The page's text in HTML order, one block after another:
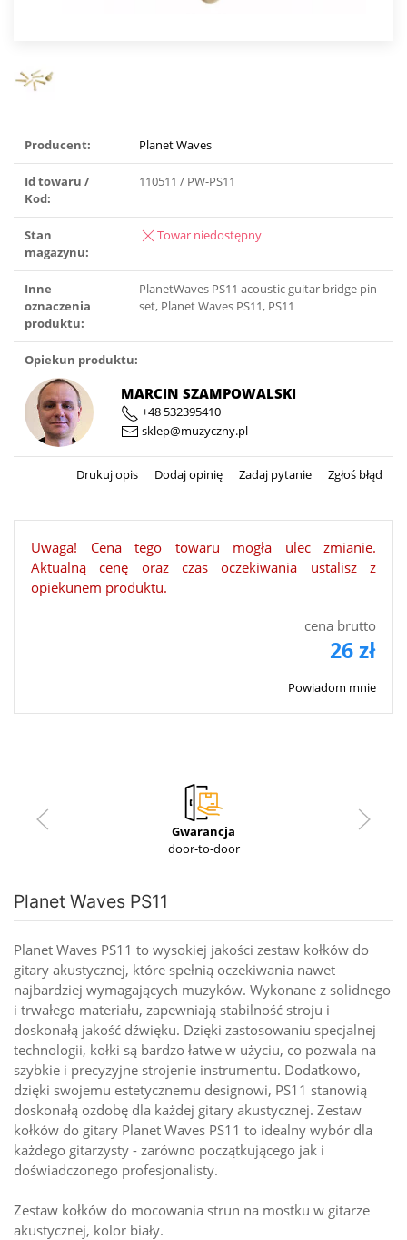
Producent: Planet Waves
Id towaru /
Kod:
110511 / PW-PS11
Stan
magazynu:
Towar niedostępny
Inne
oznaczenia
produktu:
PlanetWaves PS11 acoustic guitar bridge pin
set, Planet Waves PS11, PS11
Opiekun produktu:
MARCIN SZAMPOWALSKI
+48 532395410
sklep@muzyczny.pl
Drukuj opis Dodaj opinię Zadaj pytanie Zgłoś błąd
Uwaga! Cena tego towaru mogła ulec zmianie.
Aktualną cenę oraz czas oczekiwania ustalisz z
opiekunem produktu.
cena brutto
26 zł
Powiadom mnie
Gwarancja
door-to-door
Planet Waves PS11
Planet Waves PS11 to wysokiej jakości zestaw kołków do
gitary akustycznej, które spełnią oczekiwania nawet
najbardziej wymagających muzyków. Wykonane z solidnego
i trwałego materiału, zapewniają stabilność stroju i
doskonałą jakość dźwięku. Dzięki zastosowaniu specjalnej
technologii, kołki są bardzo łatwe w użyciu, co pozwala na
szybkie i precyzyjne strojenie instrumentu. Dodatkowo,
dzięki swojemu estetycznemu designowi, PS11 stanowią
doskonałą ozdobę dla każdej gitary akustycznej. Zestaw
kołków do gitary Planet Waves PS11 to idealny wybór dla
każdego gitarzysty - zarówno początkującego jak i
doświadczonego profesjonalisty.
Zestaw kołków do mocowania strun na mostku w gitarze
akustycznej, kolor biały.